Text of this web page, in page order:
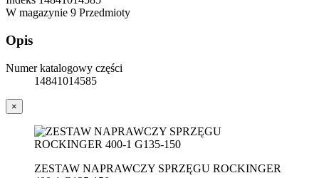
W magazynie 9 Przedmioty
Opis
Numer katalogowy części
14841014585
×
ZESTAW NAPRAWCZY SPRZĘGU ROCKINGER